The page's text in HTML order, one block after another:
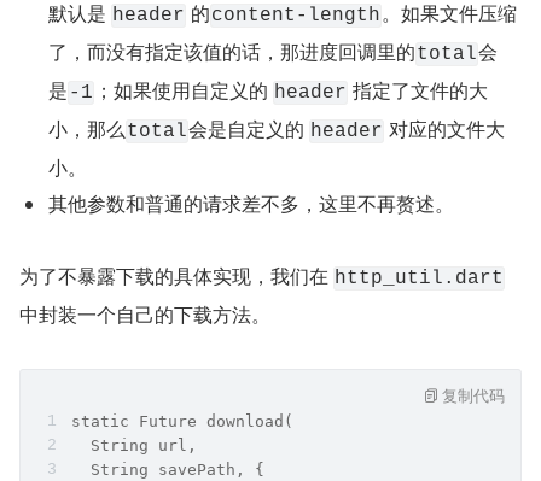
默认是 header 的content-length。如果文件压缩
了，而没有指定该值的话，那进度回调里的total会
是 -1 ；如果使用自定义的 header 指定了文件的大
小，那么total会是自定义的 header 对应的文件大
小。
其他参数和普通的请求差不多，这里不再赘述。
为了不暴露下载的具体实现，我们在 http_util.dart
中封装一个自己的下载方法。
static Future download(
  String url,
  String savePath, {
复制代码